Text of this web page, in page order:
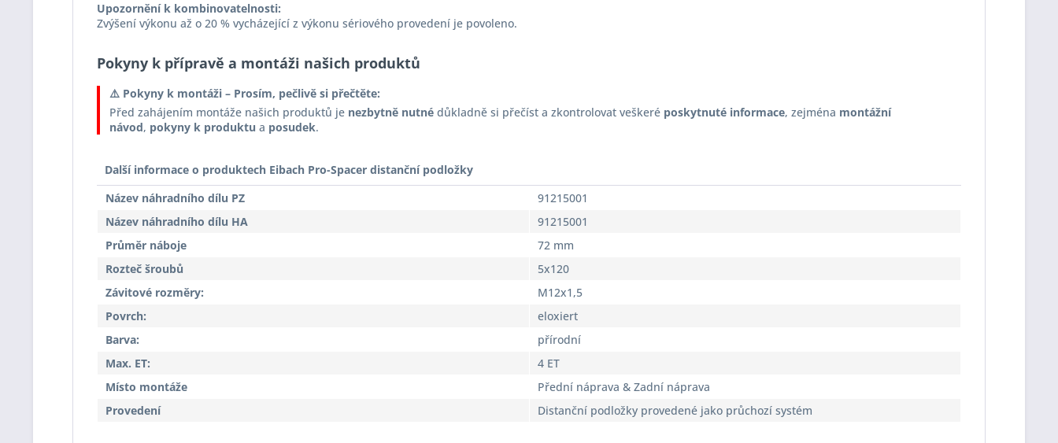
Upozornění k kombinovatelnosti:
Zvýšení výkonu až o 20 % vycházející z výkonu sériového provedení je povoleno.
Pokyny k přípravě a montáži našich produktů
⚠️ Pokyny k montáži – Prosím, pečlivě si přečtěte:
Před zahájením montáže našich produktů je nezbytně nutné důkladně si přečíst a zkontrolovat veškeré poskytnuté informace, zejména montážní
návod, pokyny k produktu a posudek.
Další informace o produktech Eibach Pro-Spacer distanční podložky
Název náhradního dílu PZ
91215001
Název náhradního dílu HA
91215001
Průměr náboje
72 mm
Rozteč šroubů
5x120
Závitové rozměry:
M12x1,5
Povrch:
eloxiert
Barva:
přírodní
Max. ET:
4 ET
Místo montáže
Přední náprava & Zadní náprava
Provedení
Distanční podložky provedené jako průchozí systém